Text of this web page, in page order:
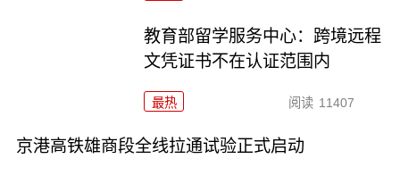
教育部留学服务中心：跨境远程
文凭证书不在认证范围内
最热 阅读 11407
京港高铁雄商段全线拉通试验正式启动